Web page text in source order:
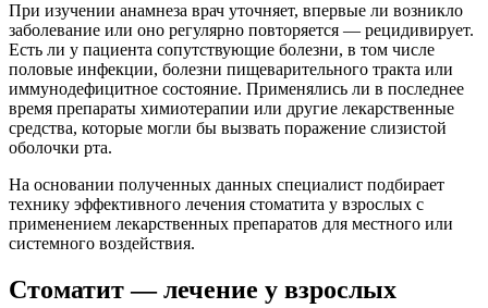
При изучении анамнеза врач уточняет, впервые ли возникло
заболевание или оно регулярно повторяется — рецидивирует.
Есть ли у пациента сопутствующие болезни, в том числе
половые инфекции, болезни пищеварительного тракта или
иммунодефицитное состояние. Применялись ли в последнее
время препараты химиотерапии или другие лекарственные
средства, которые могли бы вызвать поражение слизистой
оболочки рта.
На основании полученных данных специалист подбирает
технику эффективного лечения стоматита у взрослых с
применением лекарственных препаратов для местного или
системного воздействия.
Стоматит — лечение у взрослых